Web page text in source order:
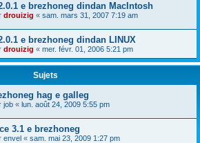
e brezhoneg dindan MacIntosh
drouizig « sam. mars 31, 2007 7:19 am
e brezhoneg dindan LINUX
drouizig « mer. févr. 01, 2006 5:21 pm
Sujets
hag e galleg
job « lun. août 24, 2009 5:55 pm
3.1 e brezhoneg
envel « sam. mai 23, 2009 1:27 pm